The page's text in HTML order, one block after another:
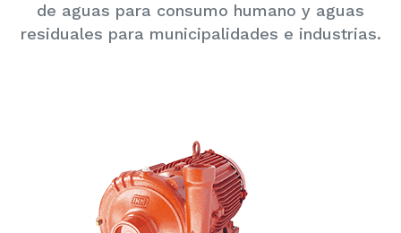
de aguas para consumo humano y aguas
residuales para municipalidades e industrias.